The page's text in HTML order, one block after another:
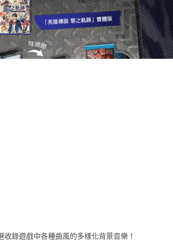
錄遊戲中各種曲風的多樣化背景音樂！